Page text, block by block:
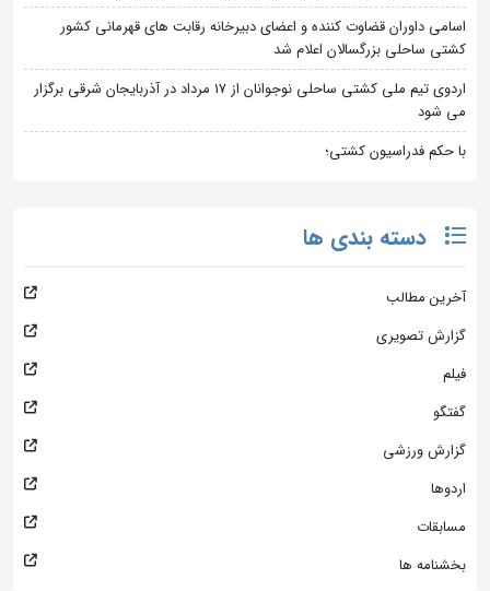
اسامی داوران قضاوت کننده و اعضای دبیرخانه رقابت های قهرمانی کشور
کشتی ساحلی بزرگسالان اعلام شد
اردوی تیم ملی کشتی ساحلی نوجوانان از 17 مرداد در آذربایجان شرقی برگزار
می شود
با حکم فدراسیون کشتی؛
دسته بندی ها
آخرین مطالب
گزارش تصویری
فیلم
گفتگو
گزارش ورزشی
اردوها
مسابقات
بخشنامه ها